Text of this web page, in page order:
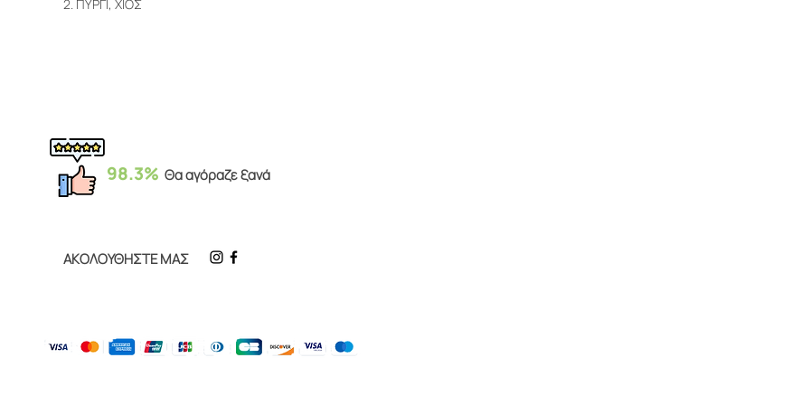
2. ΠΥΡΓΙ, ΧΙΟΣ
98.3% Θα αγόραζε ξανά
ΑΚΟΛΟΥΘΗΣΤΕ ΜΑΣ